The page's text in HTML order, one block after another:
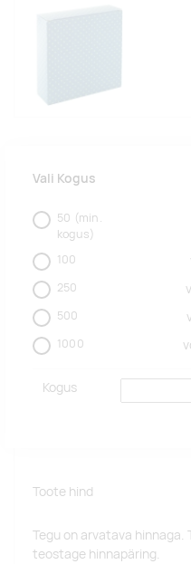
Vali Kogus
50 (min.
kogus)
100
250
500
1000
Kogus
Toote hind
Tegu on arvatava hinnaga.
teostage hinnapäring.